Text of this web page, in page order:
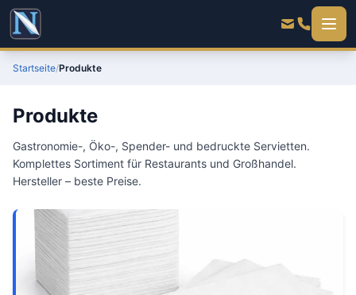
Startseite/Produkte
Produkte
Gastronomie-, Öko-, Spender- und bedruckte Servietten.
Komplettes Sortiment für Restaurants und Großhandel.
Hersteller – beste Preise.